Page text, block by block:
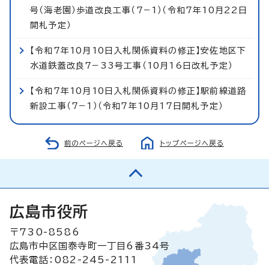
号（海老園）歩道改良工事（7−1）（令和7年10月22日
開札予定）
【令和7年10月10日入札関係資料の修正】安佐地区下
水道鉄蓋改良7−33号工事（10月16日改札予定）
【令和7年10月10日入札関係資料の修正】駅前線道路
新設工事（7−1）（令和7年10月17日開札予定）
前のページへ戻る トップページへ戻る
広島市役所
〒730-8586
広島市中区国泰寺町一丁目6番34号
代表電話：082-245-2111